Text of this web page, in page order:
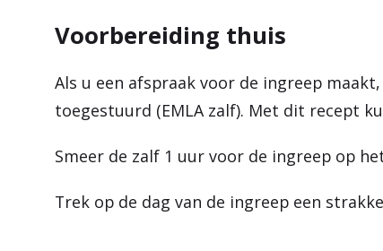
Voorbereiding thuis
Als u een afspraak voor de ingreep
toegestuurd (EMLA zalf). Met dit recept
Smeer de zalf 1 uur voor de ingreep op
Trek op de dag van de ingreep een